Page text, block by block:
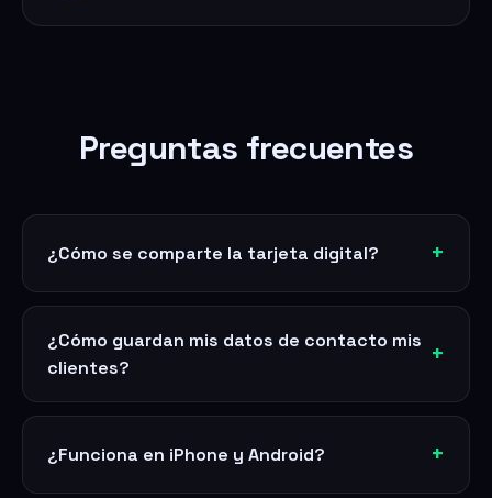
Preguntas frecuentes
¿Cómo se comparte la tarjeta digital?
¿Cómo guardan mis datos de contacto mis
clientes?
¿Funciona en iPhone y Android?